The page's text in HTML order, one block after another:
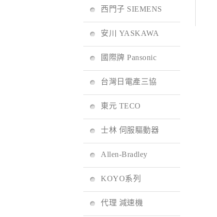
西門子 SIEMENS
安川 YASKAWA
國際牌 Pansonic
台灣日電產三協
東元 TECO
士林 伺服驅動器
Allen-Bradley
KOYO系列
代理 減速機